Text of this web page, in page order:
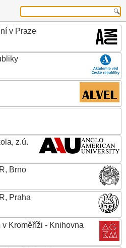
v Praze
z.ú.
Brno
Praha
Kroměříži - Knihovna